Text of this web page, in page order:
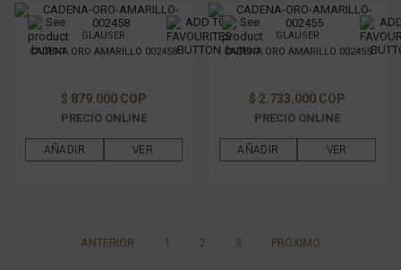
GLAUSER
CADENA ORO AMARILLO 002458
$ 879.000 COP
PRECIO ONLINE
AÑADIR VER
GLAUSER
CADENA ORO AMARILLO 002455
$ 2.733.000 COP
PRECIO ONLINE
AÑADIR VER
ANTERIOR 1 2 3 PRÓXIMO